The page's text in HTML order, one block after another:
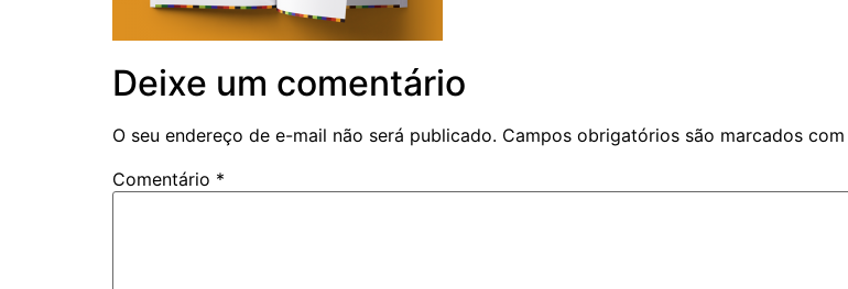
Deixe um comentário
O seu endereço de e-mail não será publicado. Campos obrigatórios são marcados com
Comentário *